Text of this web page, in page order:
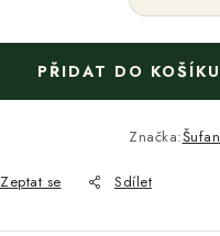
PŘIDAT DO KOŠÍKU
Značka:Šufan
Zeptat se Sdílet